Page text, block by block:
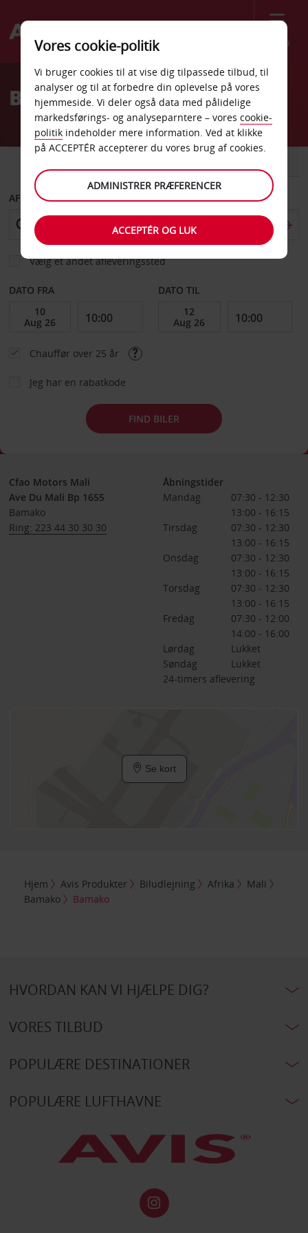
Menu
Welcome
AvisBilleje Bamako
AFHENT FRA
Vælg et andet afleveringssted
DATO FRA DATO TIL
Chauffør over 25 år
Jeg har en rabatkode
FIND BILER
Cfao Motors Mali
Ave Du Mali Bp 1655
Bamako
Ring: 223 44 30 30 30
Åbningstider
Mandag
07:30 - 12:30
13:00 - 16:15
Tirsdag
07:30 - 12:30
13:00 - 16:15
Onsdag
07:30 - 12:30
13:00 - 16:15
Torsdag
07:30 - 12:30
13:00 - 16:15
Fredag
07:30 - 12:00
14:00 - 16:00
Lørdag
Lukket
Søndag
Lukket
24-timers aflevering
Se kort
Hjem Avis Produkter Biludlejning Afrika
Mali
Bamako
Bamako
HVORDAN KAN VI HJÆLPE DIG?
VORES TILBUD
POPULÆRE DESTINATIONER
POPULÆRE LUFTHAVNE
Vores cookie-politik
Vi bruger cookies til at vise dig tilpassede tilbud, til
analyser og til at forbedre din oplevelse på vores
hjemmeside. Vi deler også data med pålidelige
markedsførings- og analyseparntere – vores cookie-
politik indeholder mere information. Ved at klikke
på ACCEPTÉR accepterer du vores brug af cookies.
ADMINISTRER PRÆFERENCER
ACCEPTÉR OG LUK